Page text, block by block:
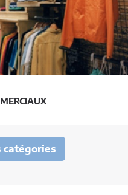
catégories